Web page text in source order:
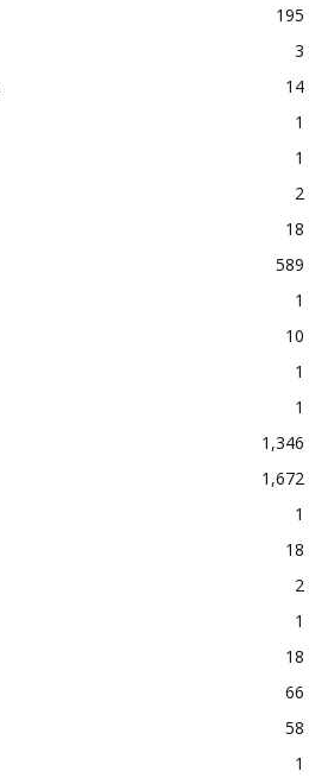
195
3
14
1
1
2
18
589
1
10
1
1
1,346
1,672
1
18
2
1
18
66
58
1